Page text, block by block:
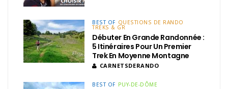
BEST OF QUESTIONS DE RANDO
TREKS & GR
Débuter En Grande Randonnée :
5 Itinéraires Pour Un Premier
Trek En Moyenne Montagne
CARNETSDERANDO
BEST OF PUY-DE-DÔME